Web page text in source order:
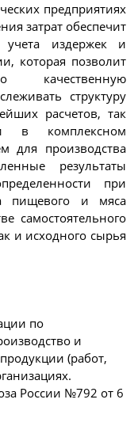
предприятиях
затрат обеспечит
учета издержек и
которая позволит
качественную
структуру
расчетов, так
в комплексном
для производства
результаты
при
пищевого и мяса
самостоятельного
и исходного сырья
по
и
(работ,
России №792 от 6